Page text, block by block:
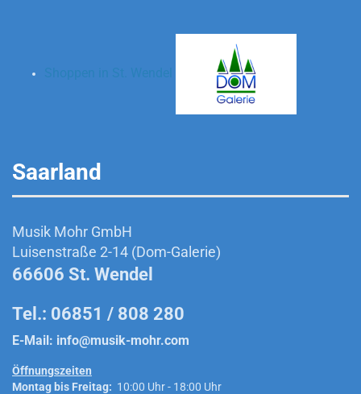
Saarland
Musik Mohr GmbH
Luisenstraße 2-14 (Dom-Galerie)
66606 St. Wendel
Tel.: 06851 / 808 280
E-Mail: info@musik-mohr.com
Öffnungszeiten
Montag bis Freitag: 10:00 Uhr - 18:00 Uhr